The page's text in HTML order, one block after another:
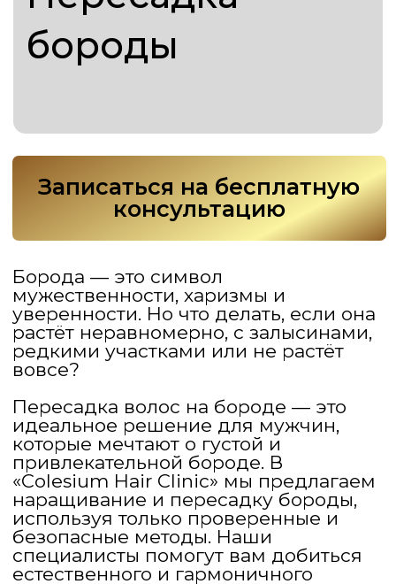
Записаться на бесплатную
консультацию
растёт неравномерно, с залысинами,
редкими участками или не растёт
Пересадка волос на бороде — это
идеальное решение для мужчин,
которые мечтают о густой и
привлекательной бороде. В
наращивание и пересадку бороды,
безопасные методы. Наши
специалисты помогут вам добиться
естественного и гармоничного
результата, который будет радовать
на протяжении долгих лет.
Процедура трансплантации волос на
бороде включает в себя точную
операцию, которая проводится с
методик. Мы гарантируем высокое
качество результатов и
индивидуальный подход, учитывая
особенности роста волос и форму
лица. Если вас интересует, сколько
стоит операция по пересадке волос
на бороду, мы предоставим
прозрачную информацию о цене. На
нашем сайте вы можете
ознакомиться с реальными отзывами
пациентов и посмотреть фото до и
после.
Запишитесь на консультацию, чтобы